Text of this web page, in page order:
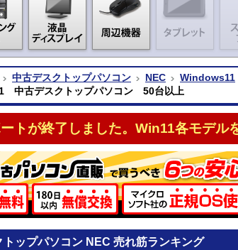
中古デスクトップパソコン NEC
Windows11
中古デスクトップパソコン 50台以上
トが終了しました。Win11各モデル
トップパソコン NEC 売れ筋ランキング